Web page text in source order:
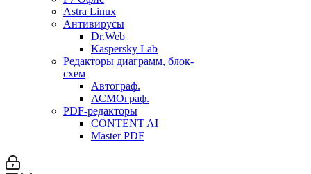
Astra Linux
Антивирусы
Dr.Web
Kaspersky Lab
Редакторы диаграмм, блок-
схем
Автограф.
АСМОграф.
PDF-редакторы
CONTENT AI
Master PDF